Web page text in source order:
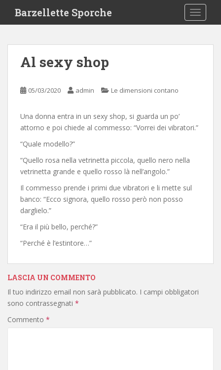
i
Barzellette Sporche
Al sexy shop
05/03/2020 admin Le dimensioni contano
Una donna entra in un sexy shop, si guarda un po’
attorno e poi chiede al commesso: “Vorrei dei vibratori.”
“Quale modello?”
“Quello rosa nella vetrinetta piccola, quello nero nella
vetrinetta grande e quello rosso là nell’angolo.”
Il commesso prende i primi due vibratori e li mette sul
banco: “Ecco signora, quello rosso però non posso
darglielo.”
“Era il più bello, perché?”
“Perché è l’estintore…”
LASCIA UN COMMENTO
Il tuo indirizzo email non sarà pubblicato. I campi obbligatori
sono contrassegnati *
Commento *